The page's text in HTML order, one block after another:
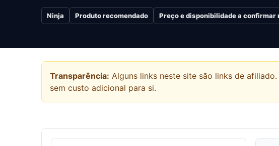
Ninja Produto recomendado Preço e disponibilidade a confirmar
Transparência: Alguns links neste site são links de
sem custo adicional para si.